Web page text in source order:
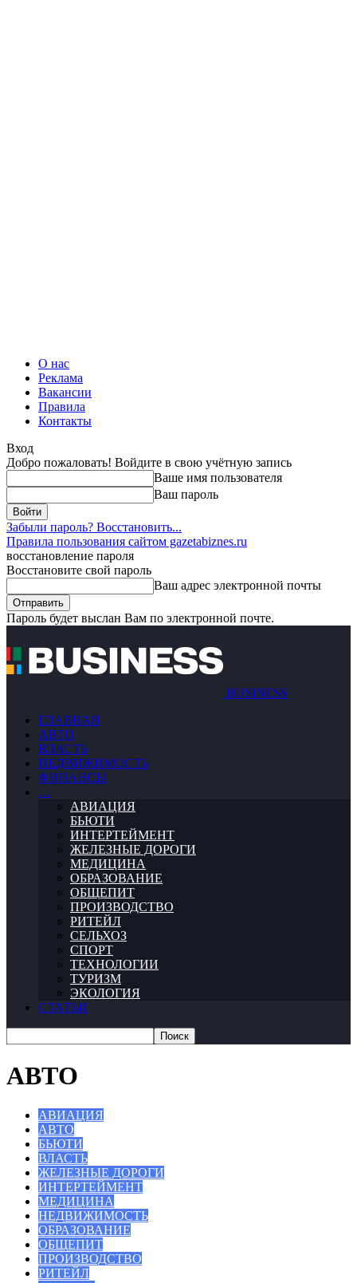
О нас
Реклама
Вакансии
Правила
Контакты
Вход
Добро пожаловать! Войдите в свою учётную запись
Ваше имя пользователя
Ваш пароль
Забыли пароль? Восстановить...
Правила пользования сайтом gazetabiznes.ru
восстановление пароля
Восстановите свой пароль
Ваш адрес электронной почты
Пароль будет выслан Вам по электронной почте.
BUSINESS
ГЛАВНАЯ
АВТО
ВЛАСТЬ
НЕДВИЖИМОСТЬ
ФИНАНСЫ
…
АВИАЦИЯ
БЬЮТИ
ИНТЕРТЕЙМЕНТ
ЖЕЛЕЗНЫЕ ДОРОГИ
МЕДИЦИНА
ОБРАЗОВАНИЕ
ОБЩЕПИТ
ПРОИЗВОДСТВО
РИТЕЙЛ
СЕЛЬХОЗ
СПОРТ
ТЕХНОЛОГИИ
ТУРИЗМ
ЭКОЛОГИЯ
СТАТЬИ
АВТО
АВИАЦИЯ
АВТО
БЬЮТИ
ВЛАСТЬ
ЖЕЛЕЗНЫЕ ДОРОГИ
ИНТЕРТЕЙМЕНТ
МЕДИЦИНА
НЕДВИЖИМОСТЬ
ОБРАЗОВАНИЕ
ОБЩЕПИТ
ПРОИЗВОДСТВО
РИТЕЙЛ